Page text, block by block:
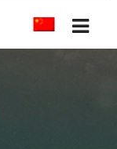
简体中文